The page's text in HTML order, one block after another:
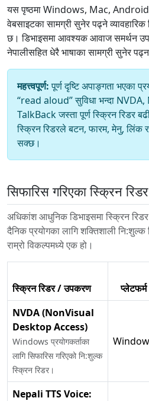
यस पृष्ठमा Windows, Mac,
वेबसाइटका सामग्री सुनेर पढ्ने
छ। डिभाइसमा आवश्यक आवाज समर्थन
नेपालीसहित धेरै भाषाका सामग्री सुनेर
महत्त्वपूर्ण:पूर्ण दृष्टि अपाङ्गता भएका
“read aloud” सुविधा भन्दा
TalkBack जस्ता पूर्ण स्क्रिन रिडर
स्क्रिन रिडरले बटन, फारम, मेनु, लिंक
सक्छ।
सिफारिस गरिएका स्क्रिन
अधिकांश आधुनिक डिभाइसमा स्क्रिन
दैनिक प्रयोगका लागि शक्तिशाली
राम्रो विकल्पमध्ये एक हो।
स्क्रिन रिडर / उपकरण प्लेटफर्म
NVDA (NonVisual
Desktop Access)
Windows प्रयोगकर्ताका
लागि सिफारिस गरिएको नि:शुल्क
स्क्रिन रिडर।
Nepali TTS Voice: